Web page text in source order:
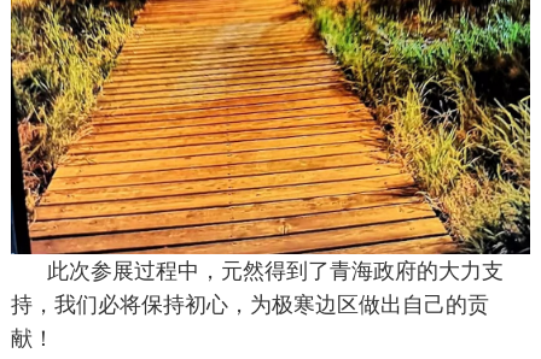
此次参展过程中，元然得到了青海政府的大力支
持，我们必将保持初心，为极寒边区做出自己的贡
献！